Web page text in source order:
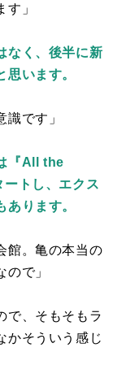
」
く、後半に新
います。
です」
『All the
トし、エクス
あります。
館。亀の本当の
で」
で、そもそもラ
かそういう感じ